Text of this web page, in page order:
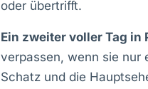
oder übertrifft.
Ein zweiter voller Tag in
verpassen, wenn sie nur
Schatz und die